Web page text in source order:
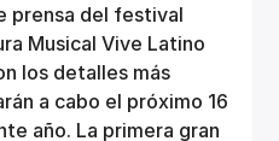
prensa del festival
Musical Vive Latino
los detalles más
a cabo el próximo 16
año. La primera gran